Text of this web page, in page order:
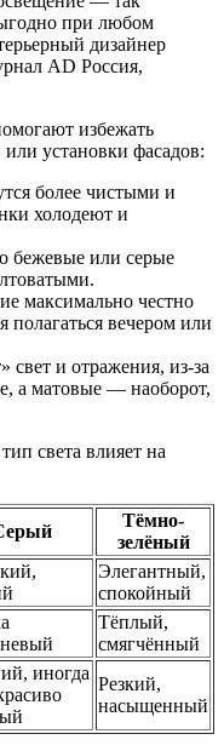
при любом
дизайнер
AD Россия,
избежать
установки фасадов:
более чистыми и
холодеют и
бежевые или серые
максимально честно
полагаться вечером или
свет и отражения, из-за
а матовые — наоборот,
света влияет на
Тёмно-
зелёный
Элегантный,
спокойный
Тёплый,
смягчённый
иногда
Резкий,
насыщенный